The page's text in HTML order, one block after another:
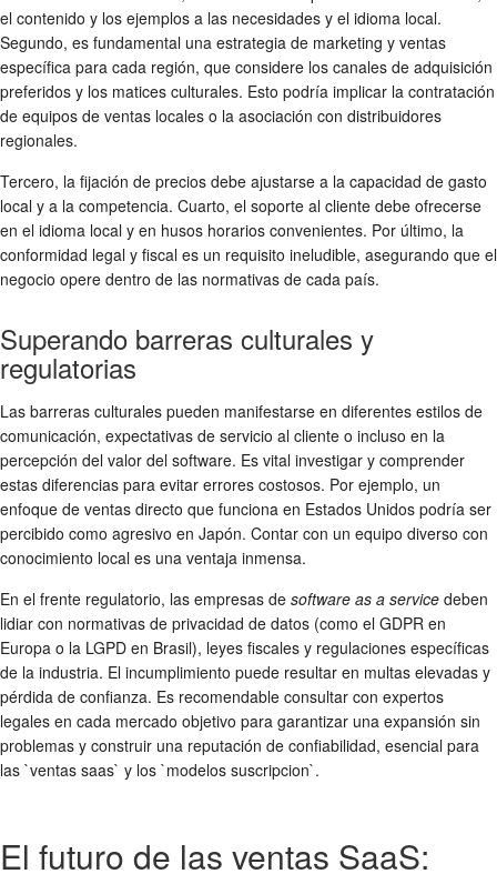
el contenido y los ejemplos a las necesidades y el idioma local.
Segundo, es fundamental una estrategia de marketing y ventas
específica para cada región, que considere los canales de adquisición
preferidos y los matices culturales. Esto podría implicar la contratación
de equipos de ventas locales o la asociación con distribuidores
regionales.
Tercero, la fijación de precios debe ajustarse a la capacidad de gasto
local y a la competencia. Cuarto, el soporte al cliente debe ofrecerse
en el idioma local y en husos horarios convenientes. Por último, la
conformidad legal y fiscal es un requisito ineludible, asegurando que el
negocio opere dentro de las normativas de cada país.
Superando barreras culturales y
regulatorias
Las barreras culturales pueden manifestarse en diferentes estilos de
comunicación, expectativas de servicio al cliente o incluso en la
percepción del valor del software. Es vital investigar y comprender
estas diferencias para evitar errores costosos. Por ejemplo, un
enfoque de ventas directo que funciona en Estados Unidos podría ser
percibido como agresivo en Japón. Contar con un equipo diverso con
conocimiento local es una ventaja inmensa.
En el frente regulatorio, las empresas de software as a service deben
lidiar con normativas de privacidad de datos (como el GDPR en
Europa o la LGPD en Brasil), leyes fiscales y regulaciones específicas
de la industria. El incumplimiento puede resultar en multas elevadas y
pérdida de confianza. Es recomendable consultar con expertos
legales en cada mercado objetivo para garantizar una expansión sin
problemas y construir una reputación de confiabilidad, esencial para
las `ventas saas` y los `modelos suscripcion`.
El futuro de las ventas SaaS: